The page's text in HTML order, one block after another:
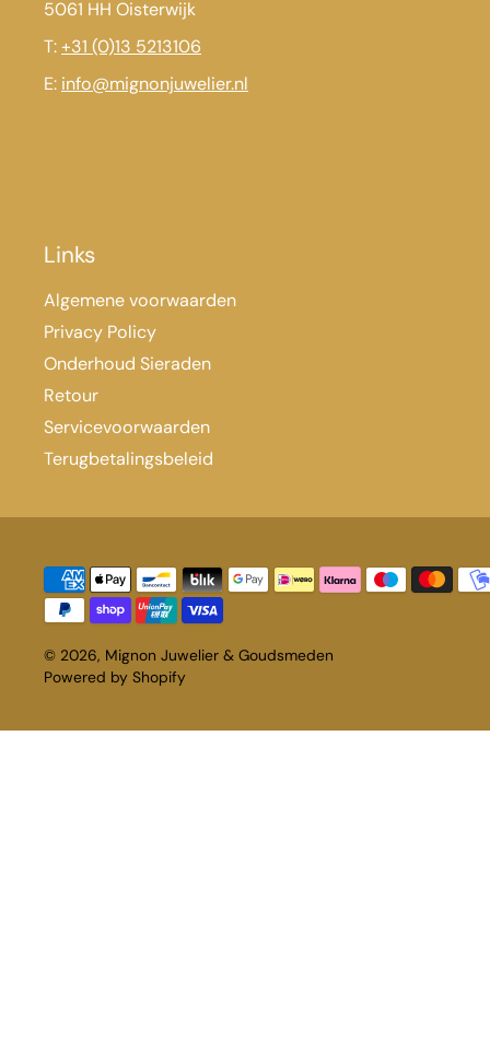
5061 HH Oisterwijk
T:+31 (0)13 5213106
E: info@mignonjuwelier.nl
Links
Algemene voorwaarden
Privacy Policy
Onderhoud Sieraden
Retour
Servicevoorwaarden
Terugbetalingsbeleid
© 2026, Mignon Juwelier & Goudsmeden
Powered by Shopify